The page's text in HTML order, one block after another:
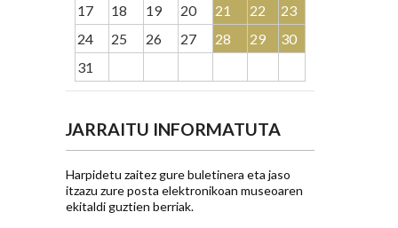
17
18 19 20 21 22
23
24
25 26 27 28 29
30
31
JARRAITU INFORMATUTA
Harpidetu zaitez gure buletinera eta jaso
itzazu zure posta elektronikoan museoaren
ekitaldi guztien berriak.